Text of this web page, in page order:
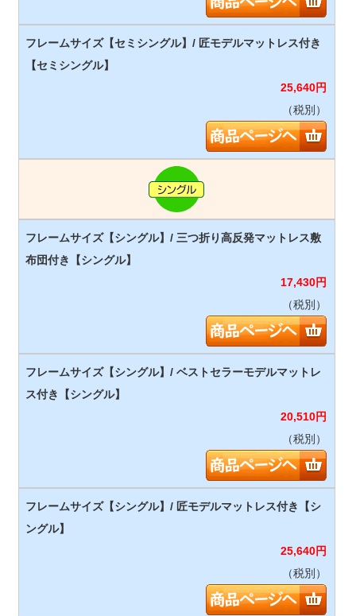
25,640円
（税別）
17,430円
（税別）
20,510円
（税別）
25,640円
（税別）